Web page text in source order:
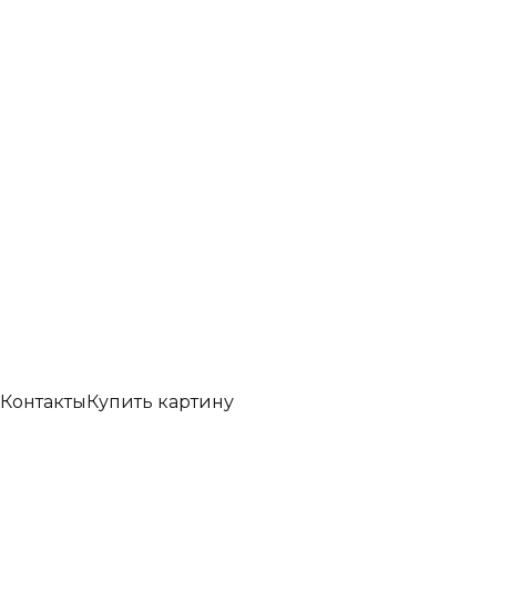
КонтактыКупить картину